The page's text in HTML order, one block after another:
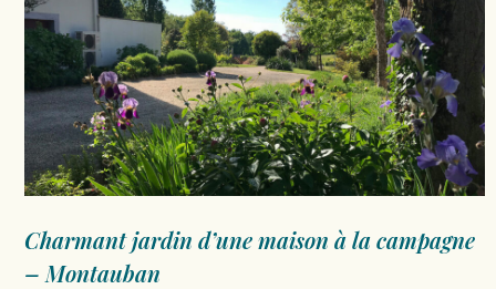
Charmant jardin d’une maison à la campagne
– Montauban